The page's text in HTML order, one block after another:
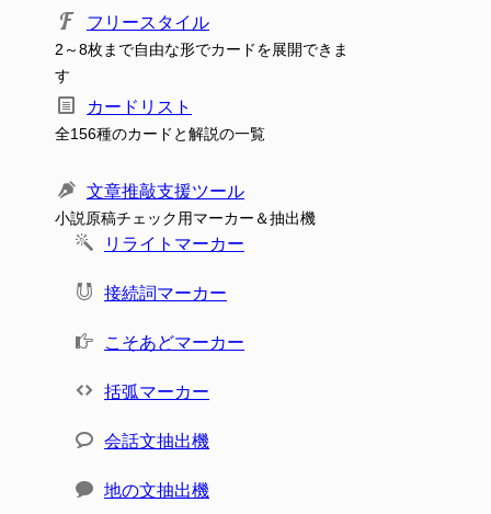
フリースタイル
2～8枚まで自由な形でカードを展開できま
す
カードリスト
全156種のカードと解説の一覧
文章推敲支援ツール
小説原稿チェック用マーカー＆抽出機
リライトマーカー
接続詞マーカー
こそあどマーカー
括弧マーカー
会話文抽出機
地の文抽出機